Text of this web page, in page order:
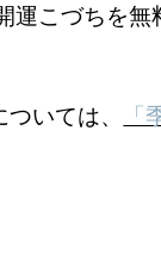
づちを無
ては、
「